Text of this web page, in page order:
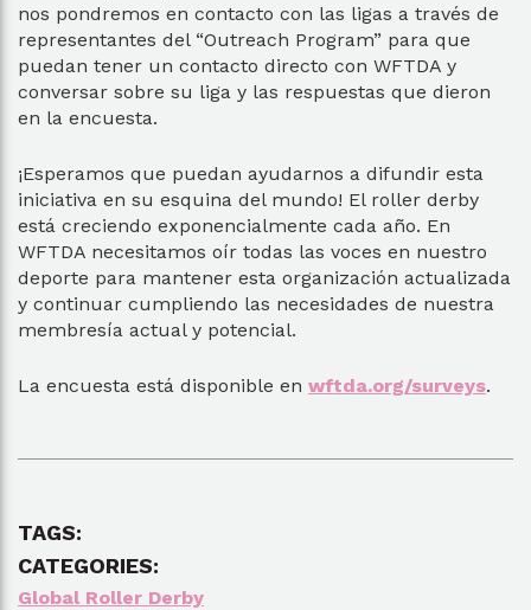
nos pondremos en contacto con las ligas a través de
representantes del “Outreach Program” para que
puedan tener un contacto directo con WFTDA y
conversar sobre su liga y las respuestas que dieron
en la encuesta.
¡Esperamos que puedan ayudarnos a difundir esta
iniciativa en su esquina del mundo! El roller derby
está creciendo exponencialmente cada año. En
WFTDA necesitamos oír todas las voces en nuestro
deporte para mantener esta organización actualizada
y continuar cumpliendo las necesidades de nuestra
membresía actual y potencial.
La encuesta está disponible en wftda.org/surveys.
TAGS:
CATEGORIES:
Global Roller Derby